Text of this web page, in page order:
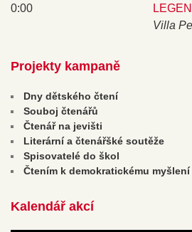
0:00
Villa
Projekty kampaně
Dny dětského čtení
Souboj čtenářů
Čtenář na jevišti
Literární a čtenářšké soutěže
Spisovatelé do škol
Čtením k demokratickému myšlení
Kalendář akcí